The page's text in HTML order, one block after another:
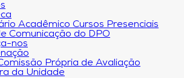
Acadêmico Cursos Presenciais
Comunicação do DPO
nos
Própria de Avaliação
da Unidade